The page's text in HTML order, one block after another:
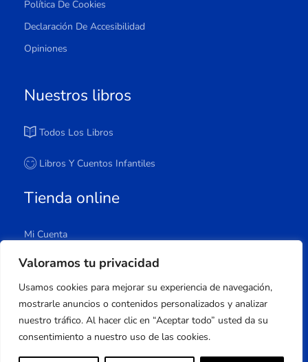
Valoramos tu privacidad
Usamos cookies para mejorar su experiencia de navegación,
mostrarle anuncios o contenidos personalizados y analizar
nuestro tráfico. Al hacer clic en “Aceptar todo” usted da su
consentimiento a nuestro uso de las cookies.
Política De Cookies
Declaración De Accesibilidad
Opiniones
Nuestros libros
Todos Los Libros
Libros Y Cuentos Infantiles
Tienda online
Mi Cuenta
Carrito
Lista De Deseos